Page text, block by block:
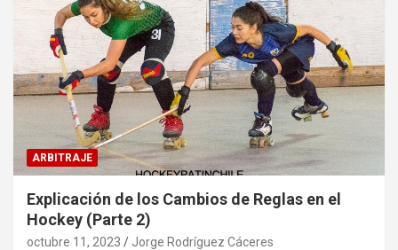
ARBITRAJE
Explicación de los Cambios de Reglas en el
Hockey (Parte 2)
octubre 11, 2023 Jorge Rodríguez Cáceres